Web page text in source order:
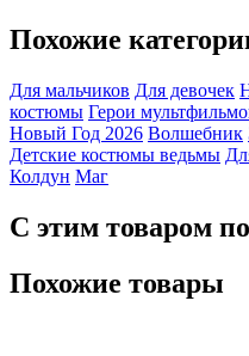
Похожие
Для мальчиков Для девочек
костюмы Герои
Новый Год 2026 Волшебник
Детские костюмы ведьмы
Колдун Маг
С этим товаром
Похожие товары